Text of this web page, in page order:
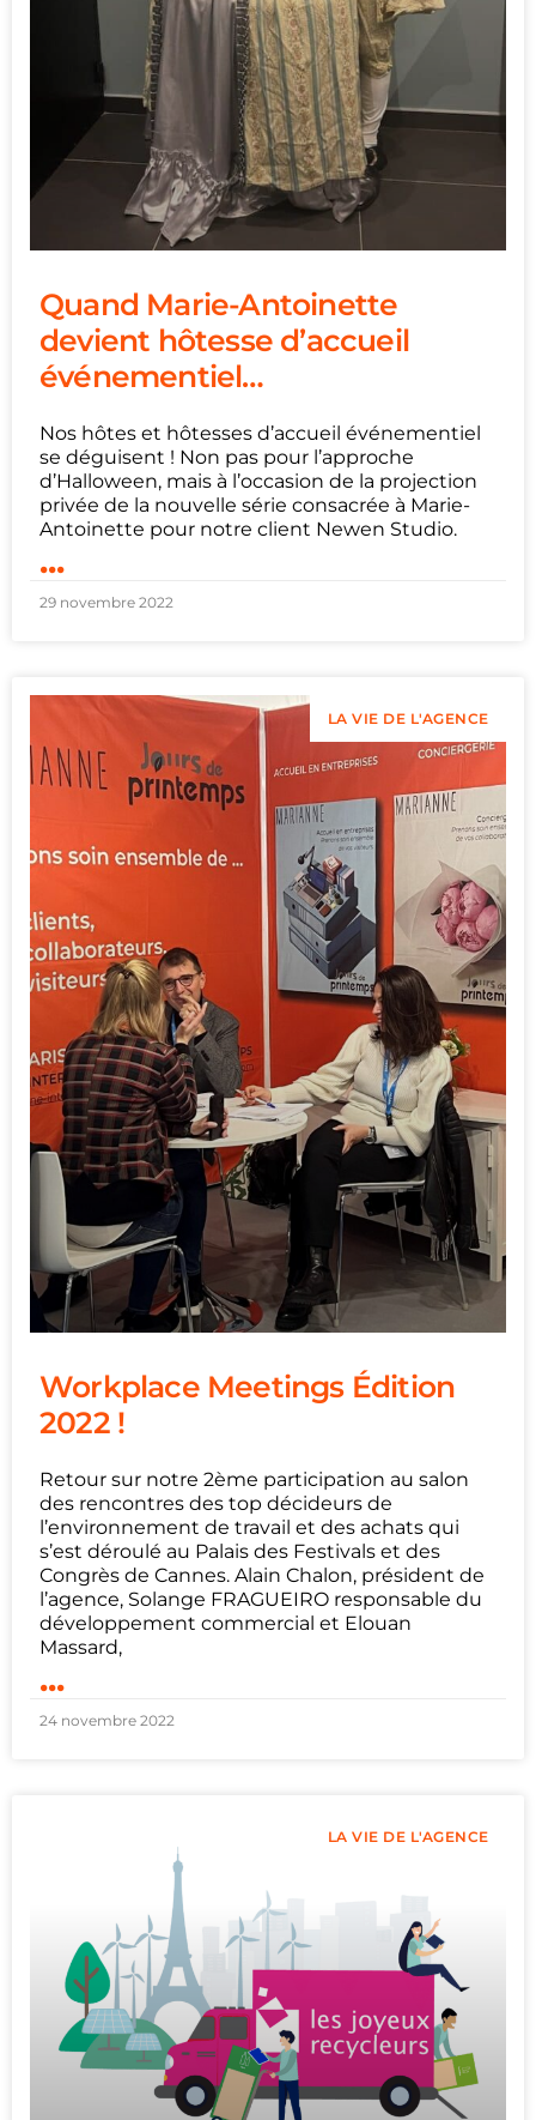
Quand Marie-Antoinette
devient hôtesse d’accueil
événementiel…
Nos hôtes et hôtesses d’accueil événementiel
se déguisent ! Non pas pour l’approche
d’Halloween, mais à l’occasion de la projection
privée de la nouvelle série consacrée à Marie-
Antoinette pour notre client Newen Studio.
...
29 novembre 2022
LA VIE DE L'AGENCE
Workplace Meetings Édition
2022 !
Retour sur notre 2ème participation au salon
des rencontres des top décideurs de
l’environnement de travail et des achats qui
s’est déroulé au Palais des Festivals et des
Congrès de Cannes. Alain Chalon, président de
l’agence, Solange FRAGUEIRO responsable du
développement commercial et Elouan
Massard,
...
24 novembre 2022
LA VIE DE L'AGENCE